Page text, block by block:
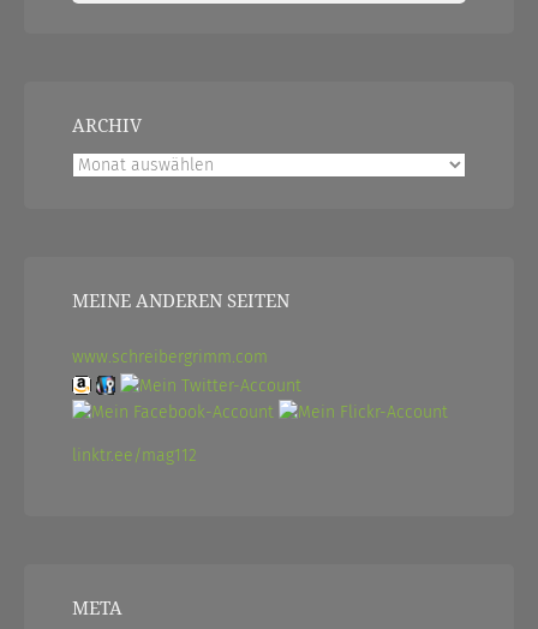
ARCHIV
Archiv
MEINE ANDEREN SEITEN
www.schreibergrimm.com
linktr.ee/mag112
META